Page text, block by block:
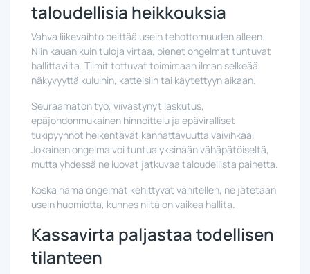
taloudellisia heikkouksia
Vahva liikevaihto peittää usein tehottomuuden alleen.
Niin kauan kuin tuloja virtaa, pienet ongelmat tuntuvat
hallittavilta. Tiimit tottuvat toimimaan ilman selkeää
näkyvyyttä kuluihin, katteisiin tai käytettyyn aikaan.
Seuraamaton työ, viivästynyt laskutus,
epäjohdonmukainen hinnoittelu ja epäviralliset
tukipyynnöt heikentävät kannattavuutta vaivihkaa.
Jokainen ongelma voi tuntua yksinään vähäpätöiseltä,
mutta yhdessä ne luovat jatkuvaa taloudellista painetta.
Koska nämä ongelmat kehittyvät vähitellen, ne jätetään
usein huomiotta, kunnes niitä on vaikea hallita.
Kassavirta paljastaa todellisen
tilanteen